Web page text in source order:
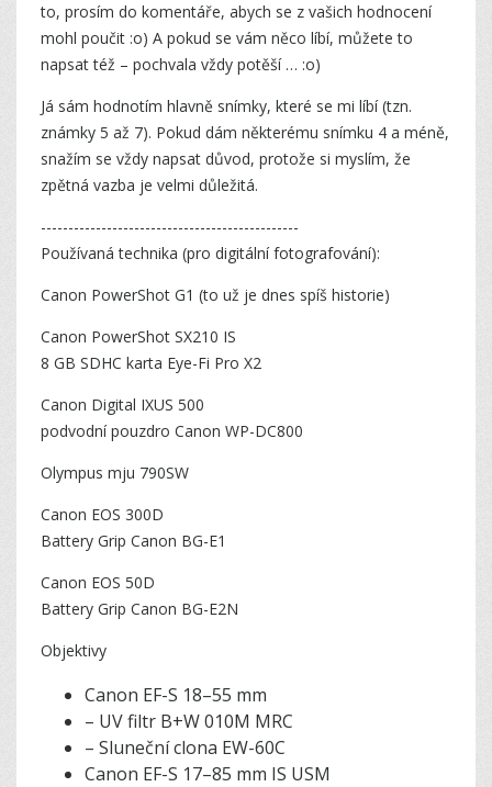
to, prosím do komentáře, abych se z vašich hodnocení
mohl poučit :o) A pokud se vám něco líbí, můžete to
napsat též – pochvala vždy potěší … :o)
Já sám hodnotím hlavně snímky, které se mi líbí (tzn.
známky 5 až 7). Pokud dám některému snímku 4 a méně,
snažím se vždy napsat důvod, protože si myslím, že
zpětná vazba je velmi důležitá.
-----------------------------------------------
Používaná technika (pro digitální fotografování):
Canon PowerShot G1 (to už je dnes spíš historie)
Canon PowerShot SX210 IS
8 GB SDHC karta Eye-Fi Pro X2
Canon Digital IXUS 500
podvodní pouzdro Canon WP-DC800
Olympus mju 790SW
Canon EOS 300D
Battery Grip Canon BG-E1
Canon EOS 50D
Battery Grip Canon BG-E2N
Objektivy
Canon EF-S 18–55 mm
– UV filtr B+W 010M MRC
– Sluneční clona EW-60C
Canon EF-S 17–85 mm IS USM